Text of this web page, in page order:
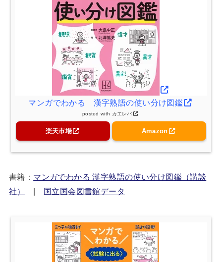
マンガでわかる 漢字熟語の使い分け図鑑
posted with カエレバ
楽天市場 Amazon
書籍： マンガでわかる 漢字熟語の使い分け図鑑（講談
社）
国立国会図書館データ